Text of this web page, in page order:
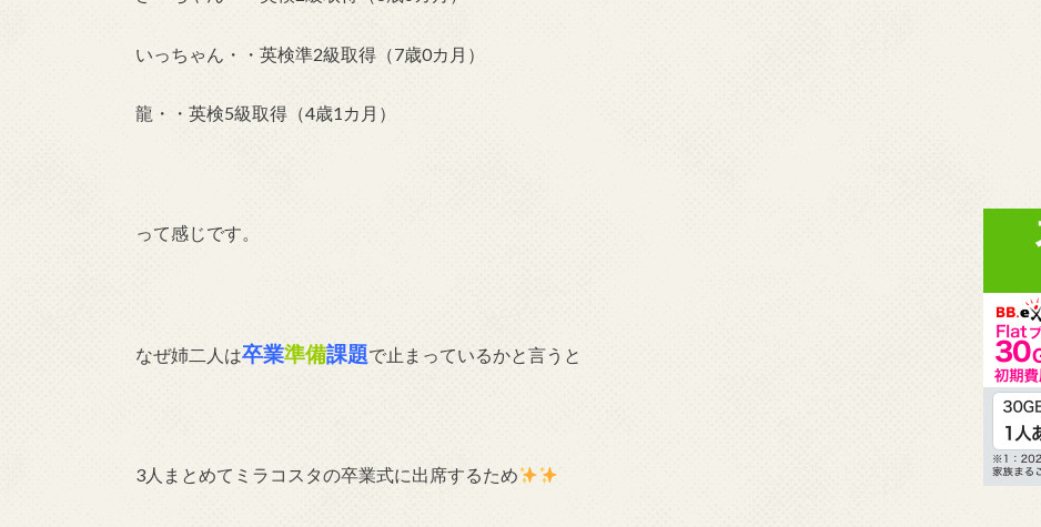
いっちゃん・・英検準2級取得（7歳0カ月）
龍・・英検5級取得（4歳1カ月）
って感じです。
なぜ姉二人は卒業準備課題で止まっているかと言うと
3人まとめてミラコスタの卒業式に出席するため